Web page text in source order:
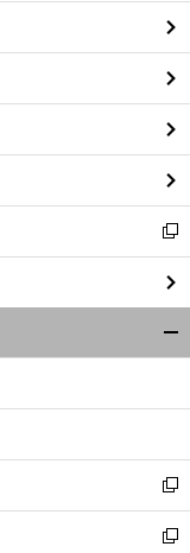
る
し
い
ウ
ィ
ン
ド
ウ
で
開
く
新
し
い
ウ
ィ
ン
ウ
開
く
新
し
い
新